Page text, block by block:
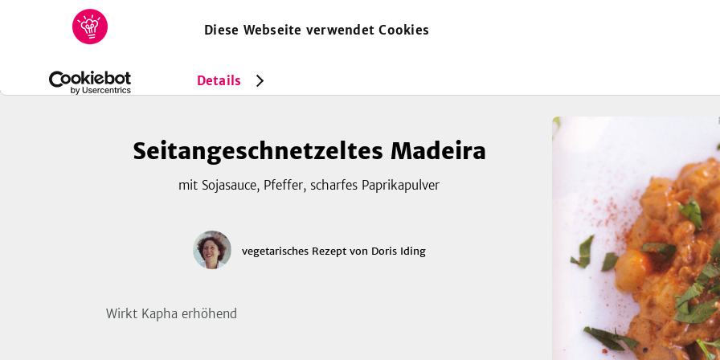
Diese Webseite verwendet Cookies
Details
REZEPTE SAMMLUNGEN MAGAZIN
Rezepte Vegetarisch Seitangeschnetzeltes Madeira
Seitangeschnetzeltes Madeira
mit Sojasauce, Pfeffer, scharfes Paprikapulver
vegetarisches Rezept von Doris Iding
Wirkt Kapha erhöhend